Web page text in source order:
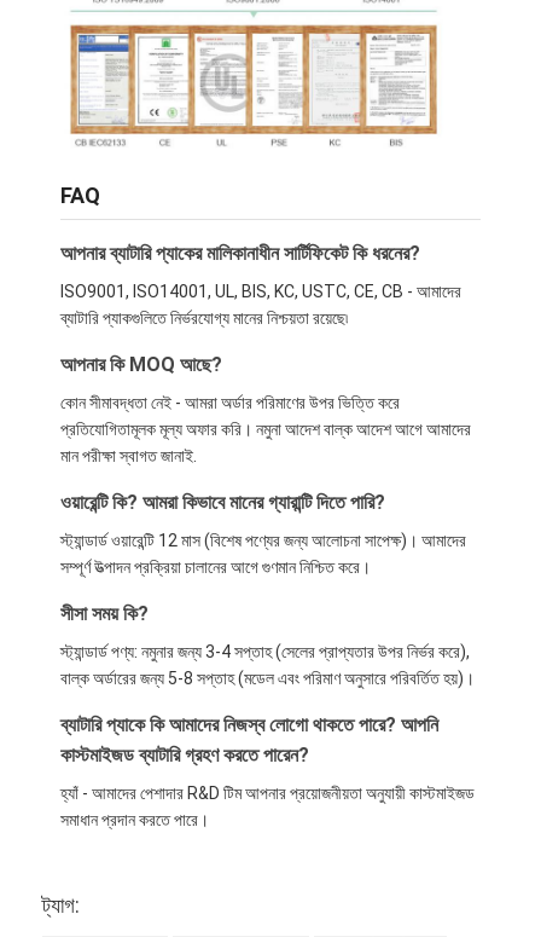
LiFePO4 ব্যাটারি প্যাক
গভীর চক্র ব্যাটারি
বিএমএস পিসিবি পিসিএম
ইউপিএস লিথিয়াম ব্যাটারি
লিথিয়াম আয়ন ব্যাটারি চার্জার
FAQ
আপনার ব্যাটারি প্যাকের মালিকানাধীন সার্টিফিকেট কি ধরনের?
ISO9001, ISO14001, UL, BIS, KC, USTC, CE, CB - আমাদের
ব্যাটারি প্যাকগুলিতে নির্ভরযোগ্য মানের নিশ্চয়তা রয়েছে৷
আপনার কি MOQ আছে?
কোন সীমাবদ্ধতা নেই - আমরা অর্ডার পরিমাণের উপর ভিত্তি করে
প্রতিযোগিতামূলক মূল্য অফার করি। নমুনা আদেশ বাল্ক আদেশ আগে আমাদের
মান পরীক্ষা স্বাগত জানাই.
ওয়ারেন্টি কি? আমরা কিভাবে মানের গ্যারান্টি দিতে পারি?
স্ট্যান্ডার্ড ওয়ারেন্টি 12 মাস (বিশেষ পণ্যের জন্য আলোচনা সাপেক্ষ)। আমাদের
সম্পূর্ণ উত্পাদন প্রক্রিয়া চালানের আগে গুণমান নিশ্চিত করে।
সীসা সময় কি?
স্ট্যান্ডার্ড পণ্য: নমুনার জন্য 3-4 সপ্তাহ (সেলের প্রাপ্যতার উপর নির্ভর করে),
বাল্ক অর্ডারের জন্য 5-8 সপ্তাহ (মডেল এবং পরিমাণ অনুসারে পরিবর্তিত হয়)।
ব্যাটারি প্যাকে কি আমাদের নিজস্ব লোগো থাকতে পারে? আপনি
কাস্টমাইজড ব্যাটারি গ্রহণ করতে পারেন?
হ্যাঁ - আমাদের পেশাদার R&D টিম আপনার প্রয়োজনীয়তা অনুযায়ী কাস্টমাইজড
সমাধান প্রদান করতে পারে।
ট্যাগ: